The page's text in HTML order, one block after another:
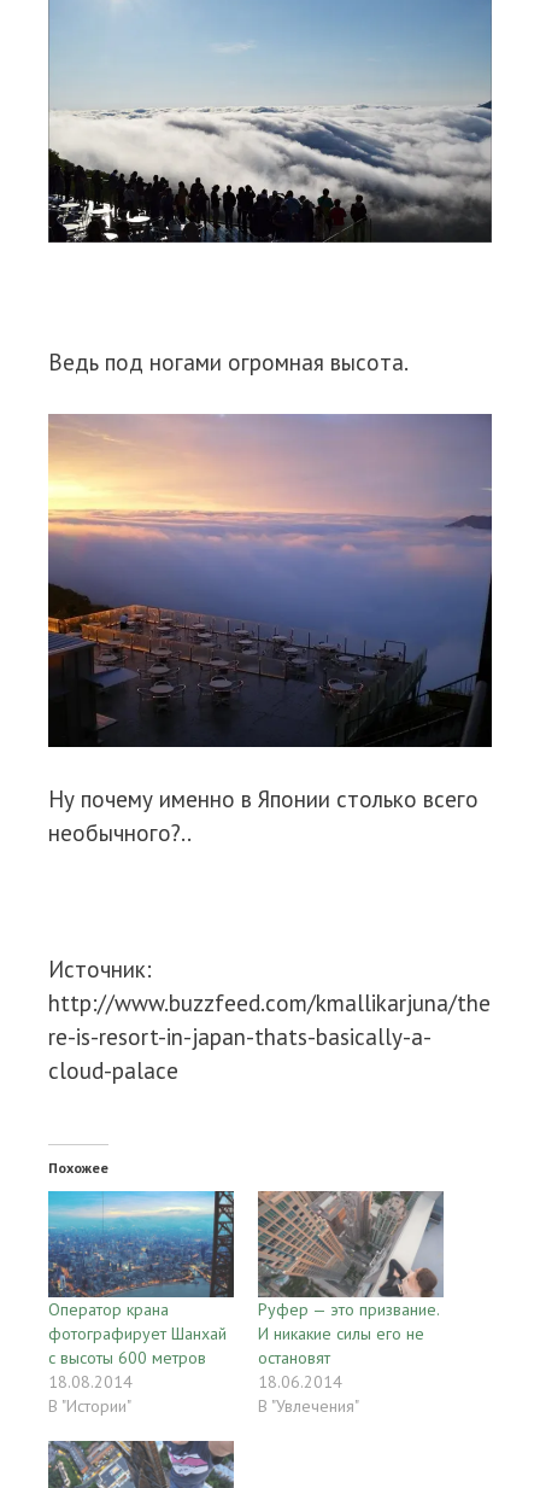
Ведь под ногами огромная высота.
Ну почему именно в Японии столько всего
необычного?..
Источник:
http://www.buzzfeed.com/kmallikarjuna/the
re-is-resort-in-japan-thats-basically-a-
cloud-palace
Похожее
Оператор крана
фотографирует Шанхай
с высоты 600 метров
18.08.2014
В "Истории"
Руфер — это призвание.
И никакие силы его не
остановят
18.06.2014
В "Увлечения"